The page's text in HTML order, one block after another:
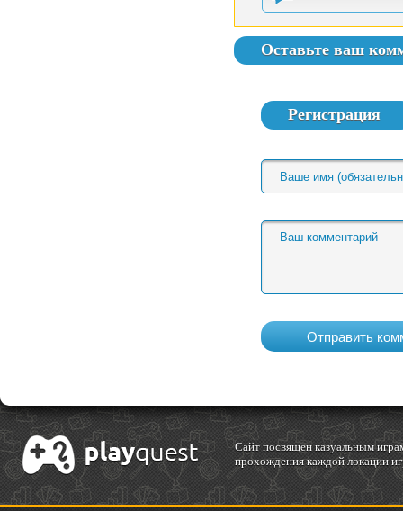
Оставьте ваш
Регистрация
Cайт посвящен казуальным
прохождения каждой локации